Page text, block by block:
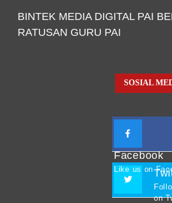
BINTEK MEDIA DIGITAL PAI
RATUSAN GURU PAI
SOSIAL
Facebook
Like us on
on